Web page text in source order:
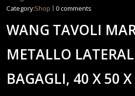
Category:Shop 0 comments
WANG TAVOLI
METALLO
BAGAGLI, 40 X 50